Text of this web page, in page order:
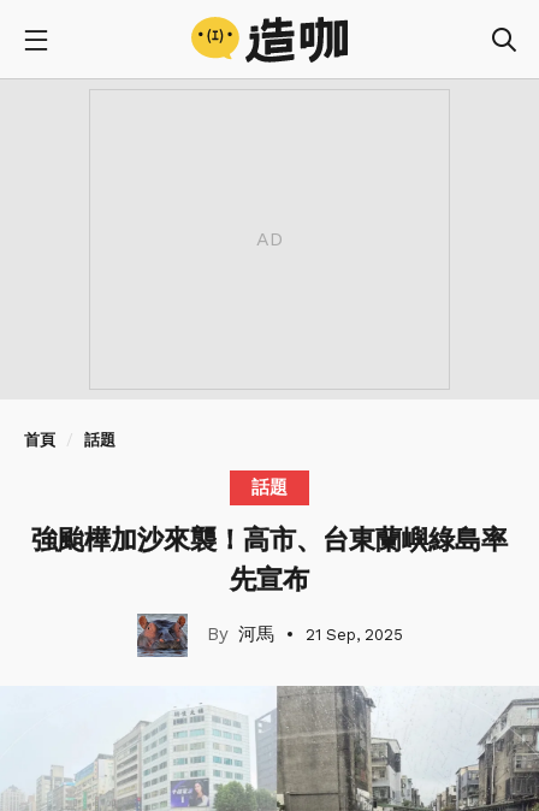
首頁 話題
話題
強颱樺加沙來襲！高市、台東蘭嶼綠島率
先宣布
河馬 21 Sep, 2025